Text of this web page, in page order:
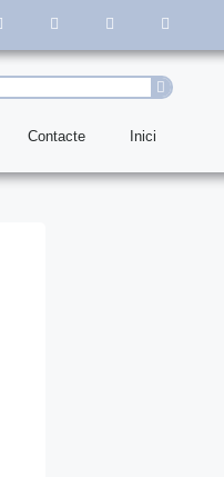
Contacte Inici